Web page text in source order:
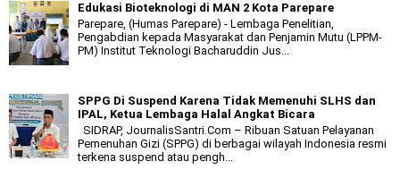
Edukasi Bioteknologi di MAN 2 Kota Parepare
Parepare, (Humas Parepare) - Lembaga Penelitian,
Pengabdian kepada Masyarakat dan Penjamin Mutu (LPPM-
PM) Institut Teknologi Bacharuddin Jus...
SPPG Di Suspend Karena Tidak Memenuhi SLHS dan
IPAL, Ketua Lembaga Halal Angkat Bicara
SIDRAP, JournalisSantri.Com – Ribuan Satuan Pelayanan
Pemenuhan Gizi (SPPG) di berbagai wilayah Indonesia resmi
terkena suspend atau pengh...